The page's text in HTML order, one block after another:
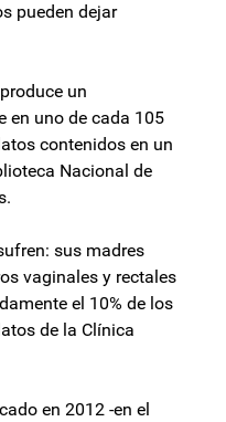
pueden dejar
un
en uno de cada 105
contenidos en un
Nacional de
sus madres
vaginales y rectales
el 10% de los
de la Clínica
en 2012 -en el